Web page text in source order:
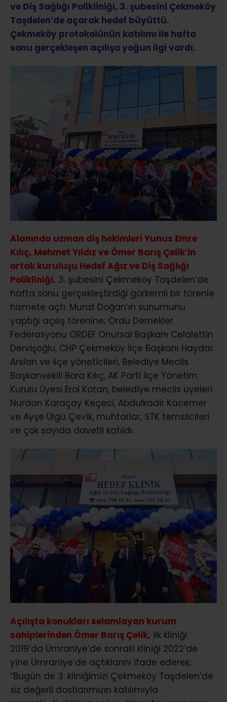
ve Diş Sağlığı Polikliniği, 3. şubesini Çekmeköy
Taşdelen’de açarak hedef büyüttü.
Çekmeköy protokolünün katılımı ile hafta
sonu gerçekleşen açılışa yoğun ilgi vardı.
Alanında uzman diş hekimleri Yunus Emre
Kılıç, Mehmet Yıldız ve Ömer Barış Çelik’in
ortak kuruluşu Hedef Ağız ve Diş Sağlığı
Polikliniği, 3. şubesini Çekmeköy Taşdelen’de
hafta sonu gerçekleştirdiği görkemli bir törenle
hizmete açtı. Murat Doğan’ın sunumunu
yaptığı açılış törenine; Ordu Dernekler
Federasyonu ORDEF Onursal Başkanı Celalettin
Dervişoğlu, CHP Çekmeköy İlçe Başkanı Haydar
Arslan ve ilçe yöneticileri, Belediye Meclis
Başkanvekili Bora Kılıç, AK Parti İlçe Yönetim
Kurulu Üyesi Erol Kotan, belediye meclis üyeleri
Nurdan Karaçay Keçeci, Abdulkadir Kacemer
ve Ayşe Ülgü Çevik, muhtarlar, STK temsilcileri
ve çok sayıda davetli katıldı.
Açılışta konukları selamlayan kurum
sahiplerinden Ömer Barış Çelik, ilk kliniği
2019’da Ümraniye’de sonraki kliniği 2022’de
yine Ümraniye’de açtıklarını ifade ederek;
“Bugün de 3. kliniğimizi Çekmeköy Taşdelen’de
siz değerli dostlarımızın katılımıyla